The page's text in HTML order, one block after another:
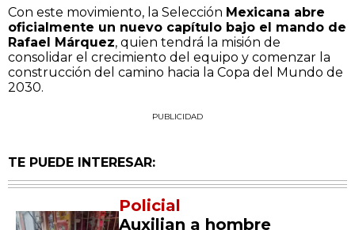
Con este movimiento, la Selección Mexicana abre
oficialmente un nuevo capítulo bajo el mando de
Rafael Márquez, quien tendrá la misión de
consolidar el crecimiento del equipo y comenzar la
construcción del camino hacia la Copa del Mundo de
2030.
PUBLICIDAD
TE PUEDE INTERESAR:
Policial
Auxilian a hombre